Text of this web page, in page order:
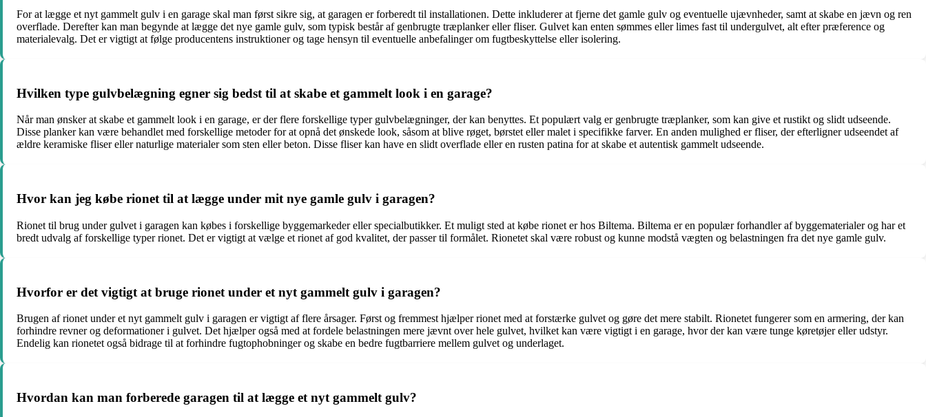
For at lægge et nyt gammelt gulv i en garage skal man først sikre sig, at garagen er forberedt til installationen. Dette inkluderer at fjerne det gamle gulv og eventuelle ujævnheder, samt at skabe en jævn og ren
overflade. Derefter kan man begynde at lægge det nye gamle gulv, som typisk består af genbrugte træplanker eller fliser. Gulvet kan enten sømmes eller limes fast til undergulvet, alt efter præference og
materialevalg. Det er vigtigt at følge producentens instruktioner og tage hensyn til eventuelle anbefalinger om fugtbeskyttelse eller isolering.
Hvilken type gulvbelægning egner sig bedst til at skabe et gammelt look i en garage?
Når man ønsker at skabe et gammelt look i en garage, er der flere forskellige typer gulvbelægninger, der kan benyttes. Et populært valg er genbrugte træplanker, som kan give et rustikt og slidt udseende.
Disse planker kan være behandlet med forskellige metoder for at opnå det ønskede look, såsom at blive røget, børstet eller malet i specifikke farver. En anden mulighed er fliser, der efterligner udseendet af
ældre keramiske fliser eller naturlige materialer som sten eller beton. Disse fliser kan have en slidt overflade eller en rusten patina for at skabe et autentisk gammelt udseende.
Hvor kan jeg købe rionet til at lægge under mit nye gamle gulv i garagen?
Rionet til brug under gulvet i garagen kan købes i forskellige byggemarkeder eller specialbutikker. Et muligt sted at købe rionet er hos Biltema. Biltema er en populær forhandler af byggematerialer og har et
bredt udvalg af forskellige typer rionet. Det er vigtigt at vælge et rionet af god kvalitet, der passer til formålet. Rionetet skal være robust og kunne modstå vægten og belastningen fra det nye gamle gulv.
Hvorfor er det vigtigt at bruge rionet under et nyt gammelt gulv i garagen?
Brugen af rionet under et nyt gammelt gulv i garagen er vigtigt af flere årsager. Først og fremmest hjælper rionet med at forstærke gulvet og gøre det mere stabilt. Rionetet fungerer som en armering, der kan
forhindre revner og deformationer i gulvet. Det hjælper også med at fordele belastningen mere jævnt over hele gulvet, hvilket kan være vigtigt i en garage, hvor der kan være tunge køretøjer eller udstyr.
Endelig kan rionetet også bidrage til at forhindre fugtophobninger og skabe en bedre fugtbarriere mellem gulvet og underlaget.
Hvordan kan man forberede garagen til at lægge et nyt gammelt gulv?